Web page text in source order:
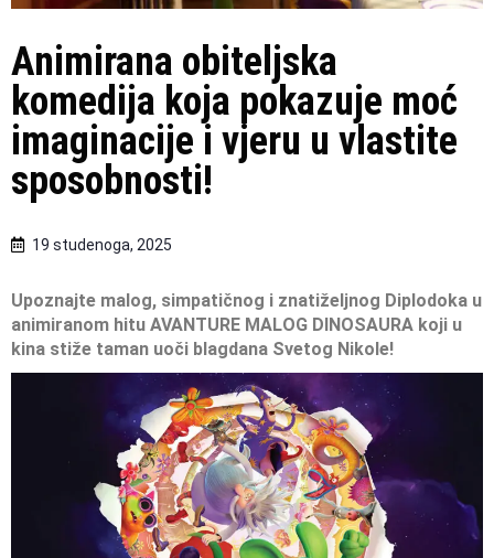
Animirana obiteljska
komedija koja pokazuje moć
imaginacije i vjeru u vlastite
sposobnosti!
19 studenoga, 2025
Upoznajte malog, simpatičnog i znatiželjnog Diplodoka u
animiranom hitu AVANTURE MALOG DINOSAURA koji u
kina stiže taman uoči blagdana Svetog Nikole!